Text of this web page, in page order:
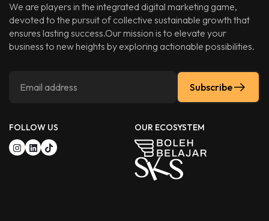
We are players in the integrated digital marketing game,
devoted to the pursuit of collective sustainable growth that
ensures lasting success.Our mission is to elevate your
business to new heights by exploring actionable possibilities.
Subscribe
FOLLOW US OUR ECOSYSTEM